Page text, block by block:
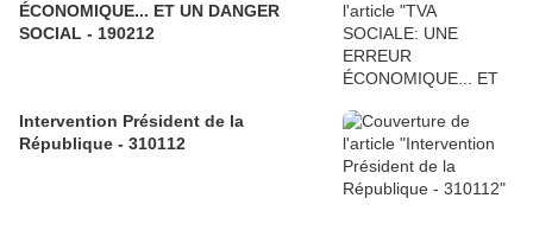
ÉCONOMIQUE... ET UN DANGER
SOCIAL - 190212
Intervention Président de la
République - 310112